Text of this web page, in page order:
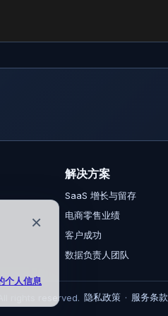
×
个人信息
解决方案
SaaS 增长与留存
电商零售业绩
客户成功
数据负责人团队
rights reserved. 隐私政策 · 服务条款